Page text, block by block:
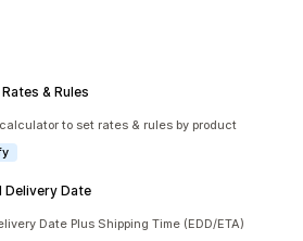
& Rules
to set rates & rules by product
Delivery Date
Date Plus Shipping Time (EDD/ETA)